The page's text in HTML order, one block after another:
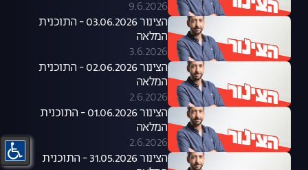
9.6.2026
הצינור 03.06.2026 - התוכנית
המלאה
3.6.2026
הצינור 02.06.2026 - התוכנית
המלאה
2.6.2026
הצינור 01.06.2026 - התוכנית
המלאה
2.6.2026
הצינור 31.05.2026 - התוכנית